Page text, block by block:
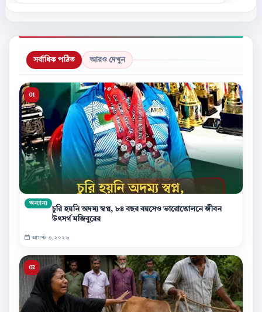
সর্বাধিক পঠিত আরও দেখুন
অন্যান্য
চুরি হয়নি অদম্য স্বপ্ন, ৮৪ বছর বয়সেও ভারোত্তোলনে জীবন
উৎসর্গ মজিবুরের
আগস্ট ৩,২০২৬